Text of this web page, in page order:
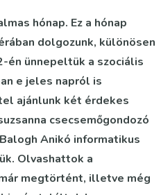
hónap. Ez a hónap
dolgozunk, különösen
én ünnepeltük a szociális
e jeles napról is
ajánlunk két érdekes
csecsemőgondozó
Anikó informatikus
Olvashattok a
megtörtént, illetve még